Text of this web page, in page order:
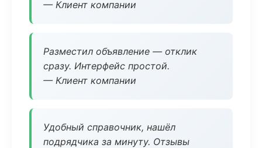
— Клиент компании
Разместил объявление — отклик
сразу. Интерфейс простой.
— Клиент компании
Удобный справочник, нашёл
подрядчика за минуту. Отзывы